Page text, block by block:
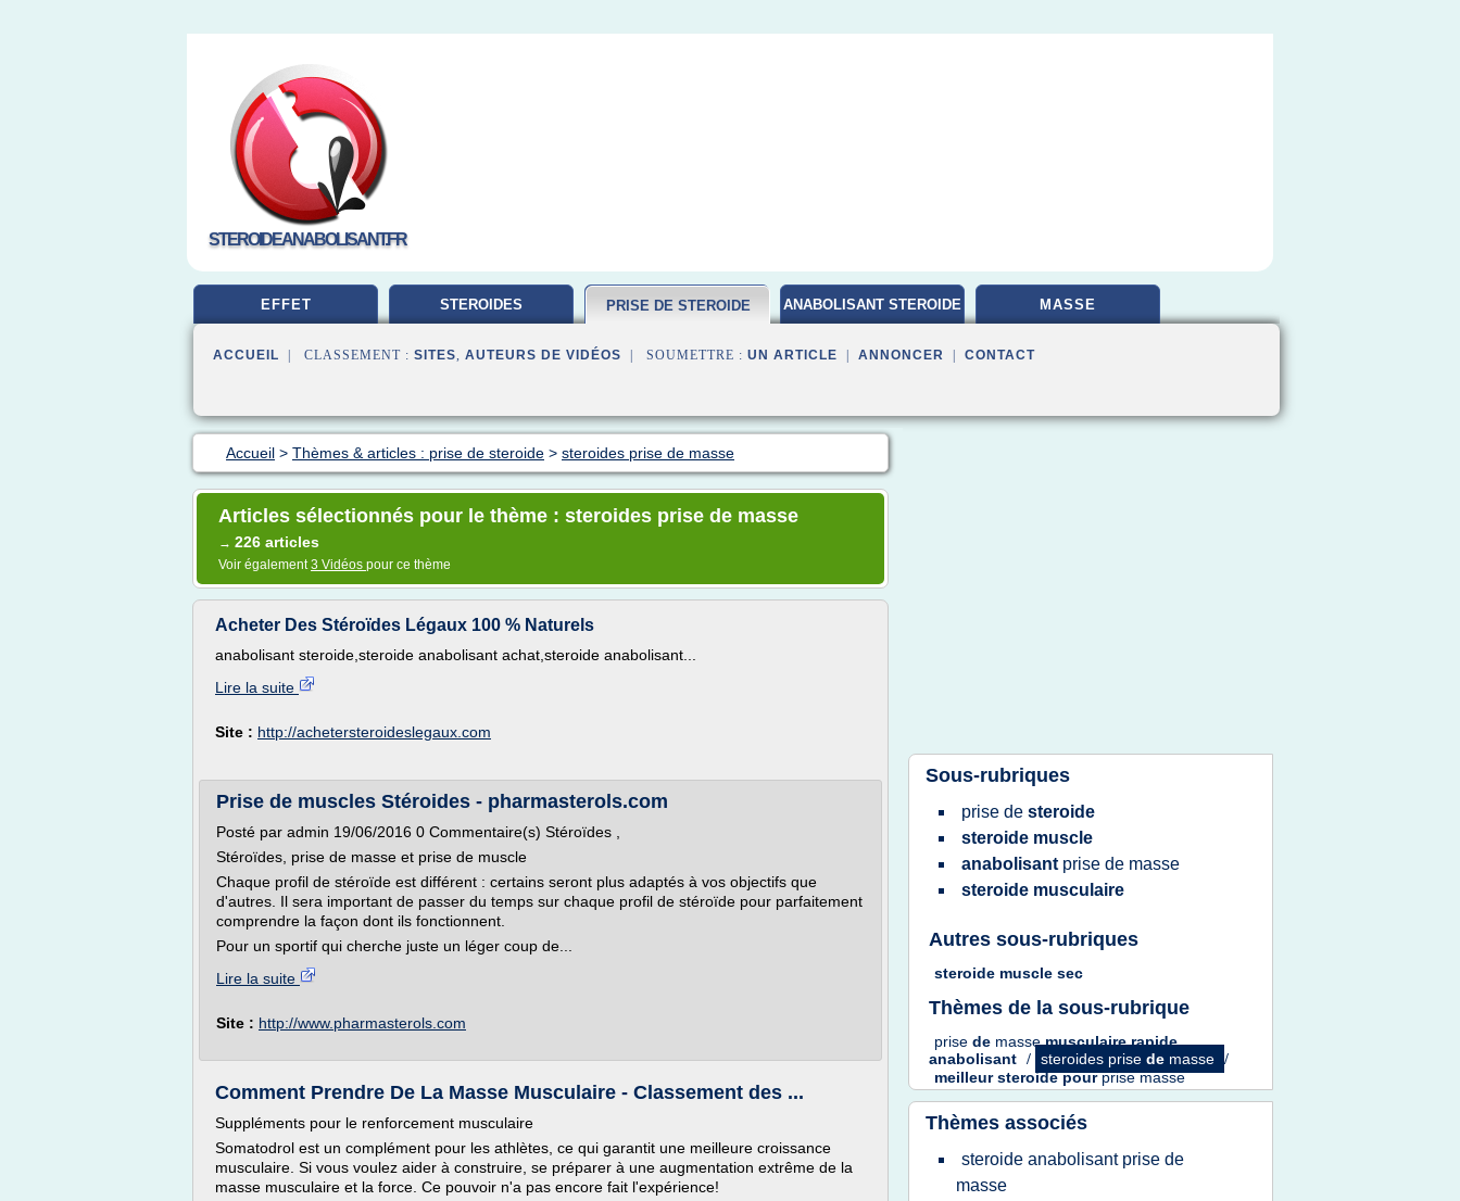
STEROIDEANABOLISANT.FR
EFFET STEROIDES PRISE DE STEROIDE ANABOLISANT STEROIDE MASSE
ACCUEIL | CLASSEMENT : SITES, AUTEURS DE VIDÉOS | SOUMETTRE : UN ARTICLE ANNONCER CONTACT
Accueil > Thèmes & articles : prise de steroide > steroides prise de masse
Articles sélectionnés pour le thème : steroides prise de masse
→ 226 articles
Voir également3 Vidéos pour ce thème
Acheter Des Stéroïdes Légaux 100 % Naturels
anabolisant steroide,steroide anabolisant achat,steroide anabolisant...
Lire la suite
Site : http://achetersteroideslegaux.com
Prise de muscles Stéroides - pharmasterols.com
Posté par admin 19/06/2016 0 Commentaire(s) Stéroïdes ,
Stéroïdes, prise de masse et prise de muscle
Chaque profil de stéroïde est différent : certains seront plus adaptés à vos objectifs que
d'autres. Il sera important de passer du temps sur chaque profil de stéroïde pour parfaitement
comprendre la façon dont ils fonctionnent.
Pour un sportif qui cherche juste un léger coup de...
Lire la suite
Site : http://www.pharmasterols.com
Comment Prendre De La Masse Musculaire - Classement des ...
Suppléments pour le renforcement musculaire
Somatodrol est un complément pour les athlètes, ce qui garantit une meilleure croissance
musculaire. Si vous voulez aider à construire, se préparer à une augmentation extrême de la
masse musculaire et la force. Ce pouvoir n'a pas encore fait l'expérience!
Sous-rubriques
prise de steroide
steroide muscle
anabolisant prise de masse
steroide musculaire
Autres sous-rubriques
steroide muscle sec
Thèmes de la sous-rubrique
prise de massemusculaire rapide
anabolisant / steroides prise de masse /
meilleur steroidepourprise masse
Thèmes associés
steroide anabolisant prise de
masse